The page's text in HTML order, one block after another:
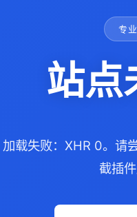
专
站点
载失败：XHR 0。请
截插件